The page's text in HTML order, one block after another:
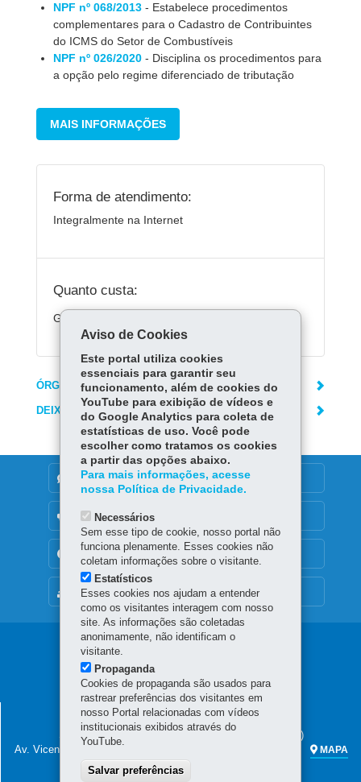
NPF nº068/2013 - Estabelece procedimentos
complementares para o Cadastro de Contribuintes
do ICMS do Setor de Combustíveis
NPF nº 026/2020 - Disciplina os procedimentos para
a opção pelo regime diferenciado de tributação
MAIS INFORMAÇÕES
Forma de atendimento:
Integralmente na Internet
Quanto custa:
Gratuito.
ÓRGÃO RESPONSÁVEL
DEIXE SUA OPINIÃO
MAPA DO SITE
DENUNCIE CORRUPÇÃO
OUVIDORIA
TRANSPARÊNCIA INSTITUCIONAL
Navegação
principal
SECRETARIA DA FAZENDA
Sede administrativa (não há atendimento ao público)
Av. Vicente Machado, 445 - Centro
MAPA
Atendimento telefônico das 7h às 19h
Aviso de Cookies
Este portal utiliza cookies
essenciais para garantir seu
funcionamento, além de cookies do
YouTube para exibição de vídeos e
do Google Analytics para coleta de
estatísticas de uso. Você pode
escolher como tratamos os cookies
a partir das opções abaixo.
Para mais informações, acesse
nossa Política de Privacidade.
Necessários
Sem esse tipo de cookie, nosso portal não
funciona plenamente. Esses cookies não
coletam informações sobre o visitante.
Estatísticos
Esses cookies nos ajudam a entender
como os visitantes interagem com nosso
site. As informações são coletadas
anonimamente, não identificam o
visitante.
Propaganda
Cookies de propaganda são usados para
rastrear preferências dos visitantes em
nosso Portal relacionadas com vídeos
institucionais exibidos através do
YouTube.
Salvar preferências